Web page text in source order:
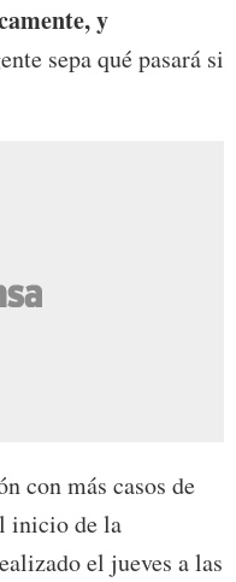
y
sepa qué pasará si
con más casos de
inicio de la
el jueves a las